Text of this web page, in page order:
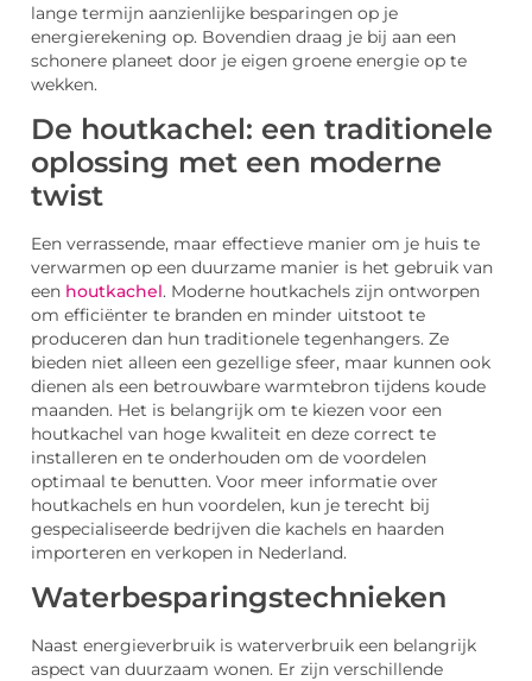
lange termijn aanzienlijke besparingen op je
energierekening op. Bovendien draag je bij aan een
schonere planeet door je eigen groene energie op te
wekken.
De houtkachel: een traditionele
oplossing met een moderne
twist
Een verrassende, maar effectieve manier om je huis te
verwarmen op een duurzame manier is het gebruik van
een houtkachel. Moderne houtkachels zijn ontworpen
om efficiënter te branden en minder uitstoot te
produceren dan hun traditionele tegenhangers. Ze
bieden niet alleen een gezellige sfeer, maar kunnen ook
dienen als een betrouwbare warmtebron tijdens koude
maanden. Het is belangrijk om te kiezen voor een
houtkachel van hoge kwaliteit en deze correct te
installeren en te onderhouden om de voordelen
optimaal te benutten. Voor meer informatie over
houtkachels en hun voordelen, kun je terecht bij
gespecialiseerde bedrijven die kachels en haarden
importeren en verkopen in Nederland.
Waterbesparingstechnieken
Naast energieverbruik is waterverbruik een belangrijk
aspect van duurzaam wonen. Er zijn verschillende